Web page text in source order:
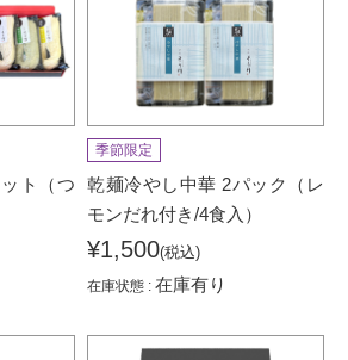
ト（つ
季節限定
乾麺冷やし中華 2パック（レ
モンだれ付き/4食入）
¥1,500(税込)
在庫状態 : 在庫有り